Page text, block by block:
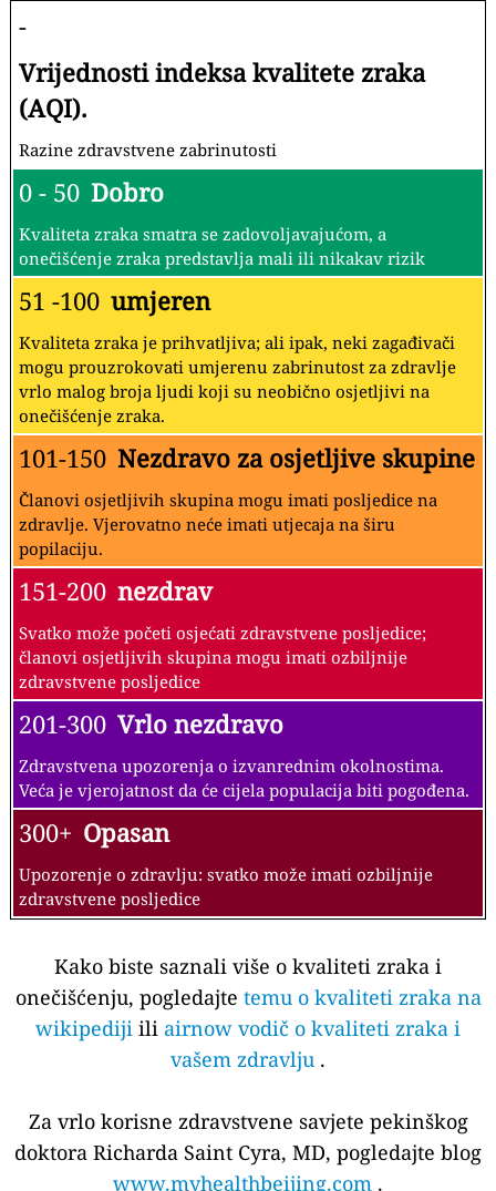
-
Vrijednosti indeksa kvalitete zraka
(AQI).
Razine zdravstvene zabrinutosti
0 - 50 Dobro
Kvaliteta zraka smatra se zadovoljavajućom, a
onečišćenje zraka predstavlja mali ili nikakav rizik
51 -100 umjeren
Kvaliteta zraka je prihvatljiva; ali ipak, neki zagađivači
mogu prouzrokovati umjerenu zabrinutost za zdravlje
vrlo malog broja ljudi koji su neobično osjetljivi na
onečišćenje zraka.
101-150 Nezdravo za osjetljive skupine
Članovi osjetljivih skupina mogu imati posljedice na
zdravlje. Vjerovatno neće imati utjecaja na širu
popilaciju.
151-200 nezdrav
Svatko može početi osjećati zdravstvene posljedice;
članovi osjetljivih skupina mogu imati ozbiljnije
zdravstvene posljedice
201-300 Vrlo nezdravo
Zdravstvena upozorenja o izvanrednim okolnostima.
Veća je vjerojatnost da će cijela populacija biti pogođena.
300+ Opasan
Upozorenje o zdravlju: svatko može imati ozbiljnije
zdravstvene posljedice
Kako biste saznali više o kvaliteti zraka i
onečišćenju, pogledajte temu o kvaliteti zraka na
wikipediji ili airnow vodič o kvaliteti zraka i
vašem zdravlju .
Za vrlo korisne zdravstvene savjete pekinškog
doktora Richarda Saint Cyra, MD, pogledajte blog
www.myhealthbeijing.com .